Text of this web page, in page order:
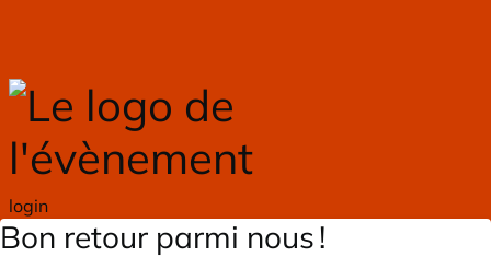
login
Bon retour parmi nous !